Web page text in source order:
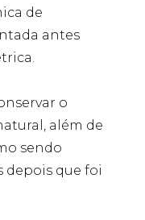
de
antes
o
além de
sendo
depois que foi
e
do site,
base na
como o
aceito os
de
que o